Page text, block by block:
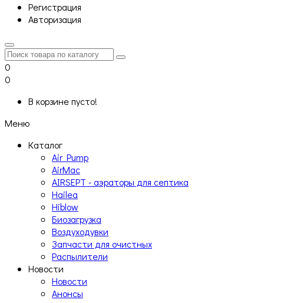
Регистрация
Авторизация
0
0
В корзине пусто!
Меню
Каталог
Air Pump
AirMac
AIRSEPT - аэраторы для септика
Hailea
Hiblow
Биозагрузка
Воздуходувки
Запчасти для очистных
Распылители
Новости
Новости
Анонсы